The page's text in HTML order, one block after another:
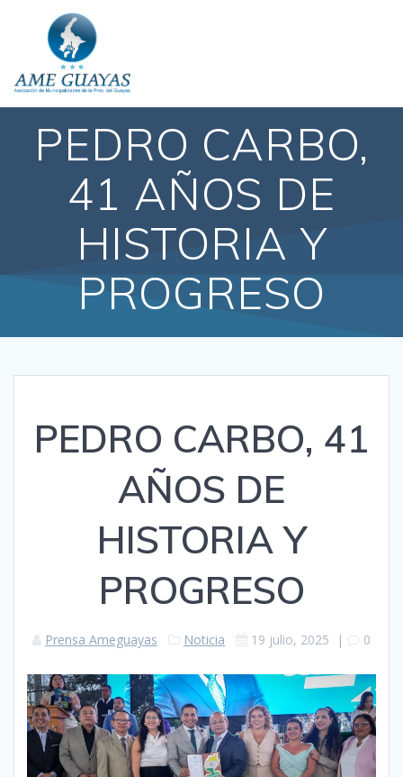
PEDRO CARBO,
41 AÑOS DE
HISTORIA Y
PROGRESO
PEDRO CARBO, 41
AÑOS DE
HISTORIA Y
PROGRESO
Prensa Ameguayas Noticia 19 julio, 2025 | 0